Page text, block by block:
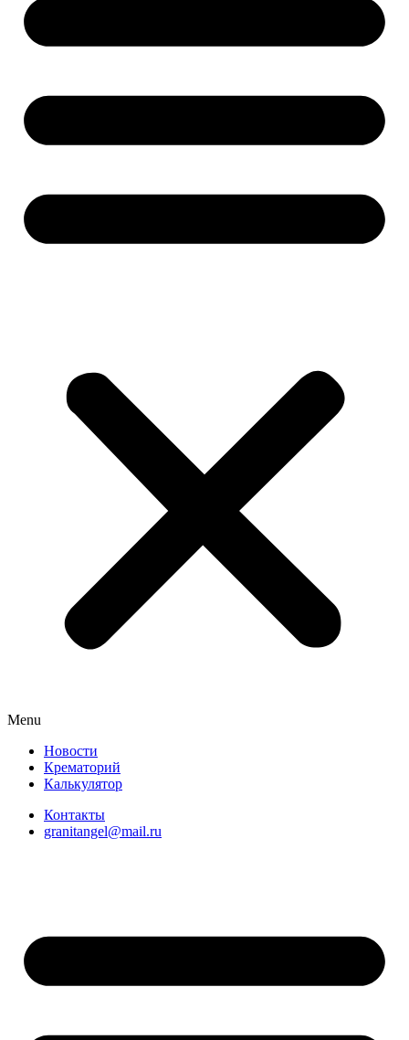
Menu
Новости
Крематорий
Калькулятор
Контакты
granitangel@mail.ru